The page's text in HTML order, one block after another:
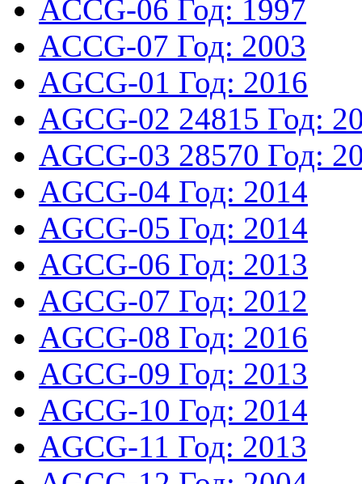
ACCG-06 Год: 1997
ACCG-07 Год: 2003
AGCG-01 Год: 2016
AGCG-02 24815 Год:
AGCG-03 28570 Год:
AGCG-04 Год: 2014
AGCG-05 Год: 2014
AGCG-06 Год: 2013
AGCG-07 Год: 2012
AGCG-08 Год: 2016
AGCG-09 Год: 2013
AGCG-10 Год: 2014
AGCG-11 Год: 2013